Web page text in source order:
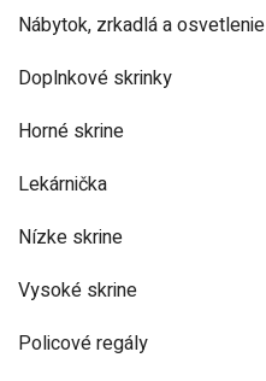
Nábytok, zrkadlá a osvetlenie
Doplnkové skrinky
Horné skrine
Lekárnička
Nízke skrine
Vysoké skrine
Policové regály